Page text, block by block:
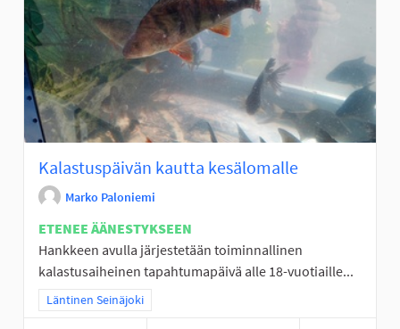
Kalastuspäivän kautta kesälomalle
Marko Paloniemi
ETENEE ÄÄNESTYKSEEN
Hankkeen avulla järjestetään toiminnallinen
kalastusaiheinen tapahtumapäivä alle 18-vuotiaille...
Rajaa tulokset teeman mukaan: Läntinen Seinäjoki
Läntinen Seinäjoki